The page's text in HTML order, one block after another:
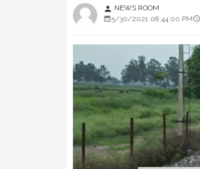
person NEWS ROOM
5/30/2021 08:44:00 PM